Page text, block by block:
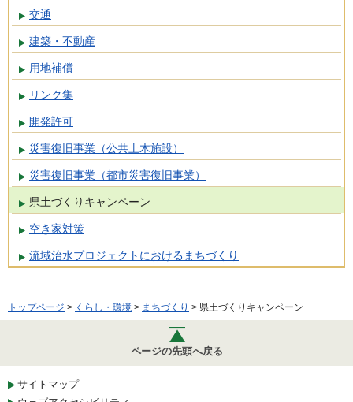
交通
建築・不動産
用地補償
リンク集
開発許可
災害復旧事業（公共土木施設）
災害復旧事業（都市災害復旧事業）
県土づくりキャンペーン
空き家対策
流域治水プロジェクトにおけるまちづくり
トップページ > くらし・環境 > まちづくり > 県土づくりキャンペーン
ページの先頭へ戻る
サイトマップ